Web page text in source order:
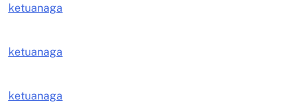
ketuanaga
ketuanaga
ketuanaga